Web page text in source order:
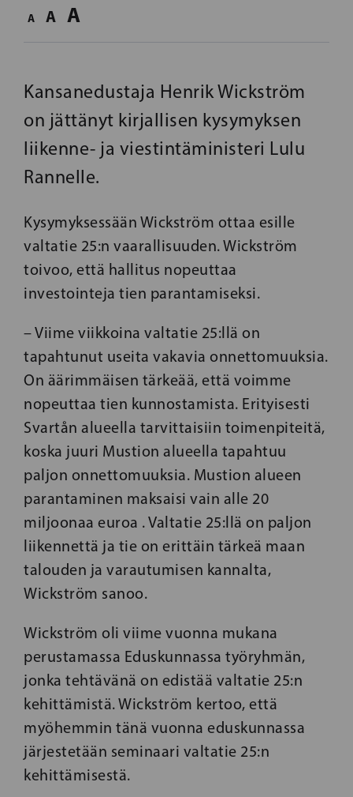
A A A
Kansanedustaja Henrik Wickström
on jättänyt kirjallisen kysymyksen
liikenne- ja viestintäministeri Lulu
Rannelle.
Kysymyksessään Wickström ottaa esille
valtatie 25:n vaarallisuuden. Wickström
toivoo, että hallitus nopeuttaa
investointeja tien parantamiseksi.
– Viime viikkoina valtatie 25:llä on
tapahtunut useita vakavia onnettomuuksia.
On äärimmäisen tärkeää, että voimme
nopeuttaa tien kunnostamista. Erityisesti
Svartån alueella tarvittaisiin toimenpiteitä,
koska juuri Mustion alueella tapahtuu
paljon onnettomuuksia. Mustion alueen
parantaminen maksaisi vain alle 20
miljoonaa euroa . Valtatie 25:llä on paljon
liikennettä ja tie on erittäin tärkeä maan
talouden ja varautumisen kannalta,
Wickström sanoo.
Wickström oli viime vuonna mukana
perustamassa Eduskunnassa työryhmän,
jonka tehtävänä on edistää valtatie 25:n
kehittämistä. Wickström kertoo, että
myöhemmin tänä vuonna eduskunnassa
järjestetään seminaari valtatie 25:n
kehittämisestä.